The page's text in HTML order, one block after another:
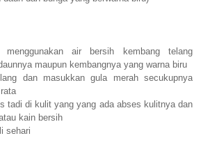
air bersih kembang telang
maupun kembangnya yang warna biru
dan masukkan gula merah secukupnya
tadi di kulit yang yang ada abses kulitnya dan
kain bersih
sehari